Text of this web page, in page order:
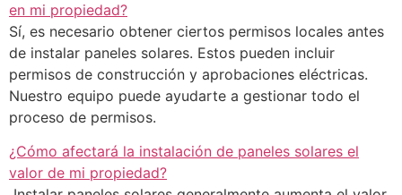
en mi propiedad?
Sí, es necesario obtener ciertos permisos locales antes
de instalar paneles solares. Estos pueden incluir
permisos de construcción y aprobaciones eléctricas.
Nuestro equipo puede ayudarte a gestionar todo el
proceso de permisos.
¿Cómo afectará la instalación de paneles solares el
valor de mi propiedad?